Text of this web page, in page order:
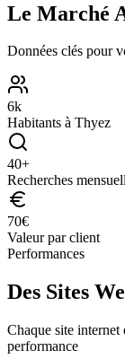
Le Marché
Données clés pour
6k
Habitants à Thyez
40+
Recherches
70€
Valeur par client
Performances
Des Sites
Chaque site internet
performance